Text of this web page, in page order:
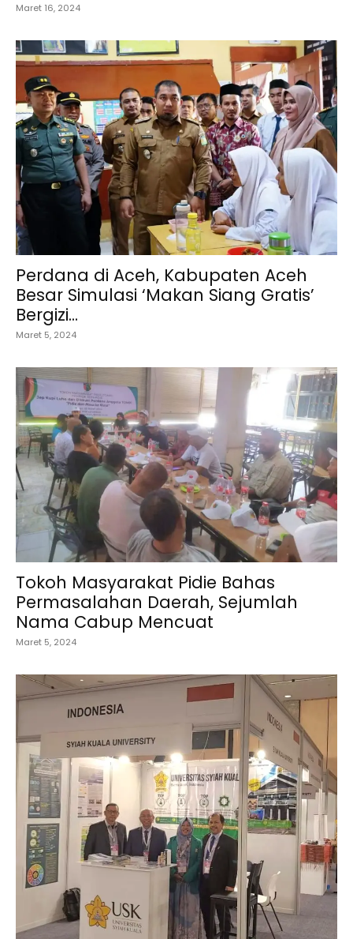
Maret 16, 2024
Perdana di Aceh, Kabupaten Aceh
Besar Simulasi ‘Makan Siang Gratis’
Bergizi...
Maret 5, 2024
Tokoh Masyarakat Pidie Bahas
Permasalahan Daerah, Sejumlah
Nama Cabup Mencuat
Maret 5, 2024